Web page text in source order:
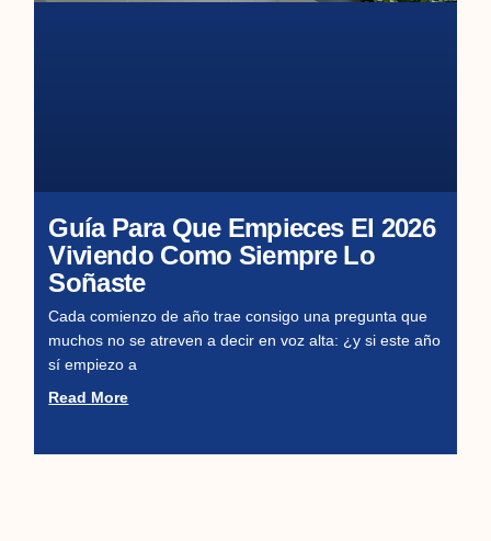
Guía Para Que Empieces El 2026
Viviendo Como Siempre Lo
Soñaste
Cada comienzo de año trae consigo una pregunta que
muchos no se atreven a decir en voz alta: ¿y si este año
sí empiezo a
Read More